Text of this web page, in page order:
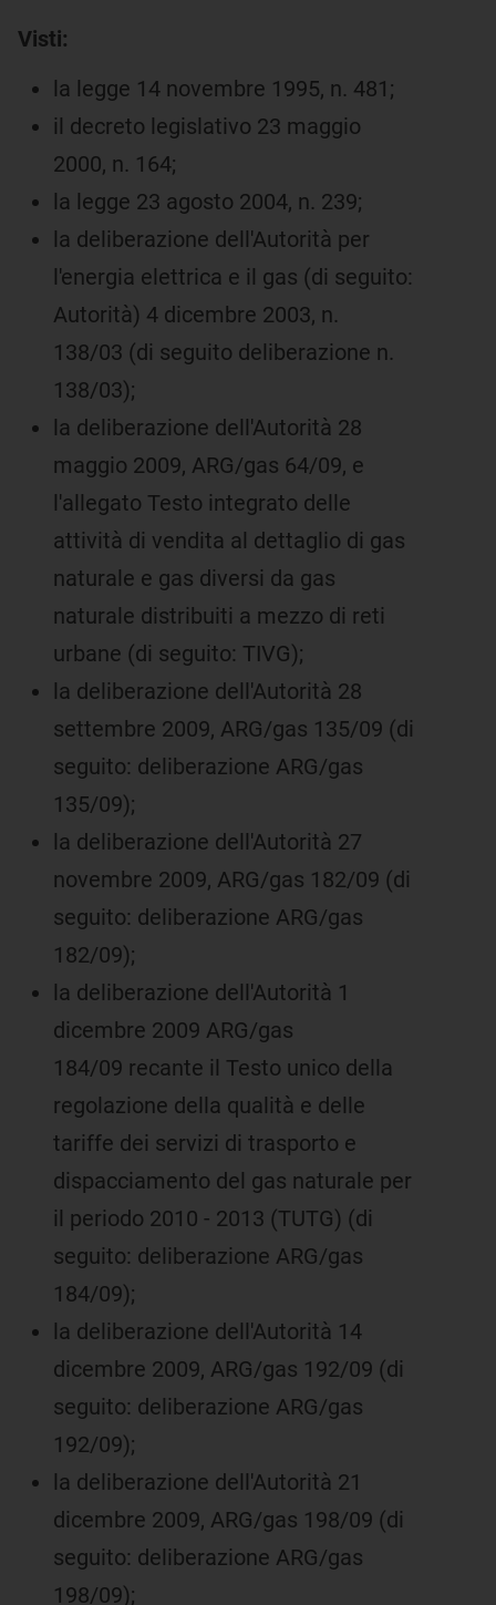
Visti:
la legge 14 novembre 1995, n. 481;
il decreto legislativo 23 maggio
2000, n. 164;
la legge 23 agosto 2004, n. 239;
la deliberazione dell'Autorità per
l'energia elettrica e il gas (di seguito:
Autorità) 4 dicembre 2003, n.
138/03 (di seguito deliberazione n.
138/03);
la deliberazione dell'Autorità 28
maggio 2009, ARG/gas 64/09, e
l'allegato Testo integrato delle
attività di vendita al dettaglio di gas
naturale e gas diversi da gas
naturale distribuiti a mezzo di reti
urbane (di seguito: TIVG);
la deliberazione dell'Autorità 28
settembre 2009, ARG/gas 135/09 (di
seguito: deliberazione ARG/gas
135/09);
la deliberazione dell'Autorità 27
novembre 2009, ARG/gas 182/09 (di
seguito: deliberazione ARG/gas
182/09);
la deliberazione dell'Autorità 1
dicembre 2009 ARG/gas
184/09 recante il Testo unico della
regolazione della qualità e delle
tariffe dei servizi di trasporto e
dispacciamento del gas naturale per
il periodo 2010 - 2013 (TUTG) (di
seguito: deliberazione ARG/gas
184/09);
la deliberazione dell'Autorità 14
dicembre 2009, ARG/gas 192/09 (di
seguito: deliberazione ARG/gas
192/09);
la deliberazione dell'Autorità 21
dicembre 2009, ARG/gas 198/09 (di
seguito: deliberazione ARG/gas
198/09);